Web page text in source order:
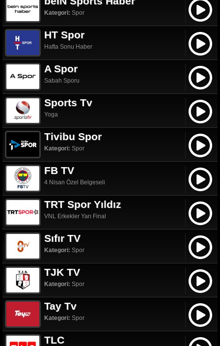
Kategori: Spor
HT Spor
Hafta Sonu Haber
A Spor
Sabah Sporu
Sports Tv
Yoga
Tivibu Spor
Kategori: Spor
FB TV
4 Nisan Özel Belgeseli
TRT Spor Yıldız
VNL Erkekler Yarı Final
Sıfır TV
Kategori: Spor
TJK TV
Kategori: Spor
Tay Tv
Kategori: Spor
TLC